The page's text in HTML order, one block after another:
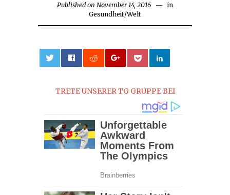
Published on November 14, 2016 November
in
Gesundheit/Welt
TRETE UNSERER TG GRUPPE BEI